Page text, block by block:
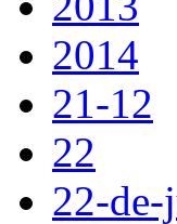
2014
21-12
22
22-